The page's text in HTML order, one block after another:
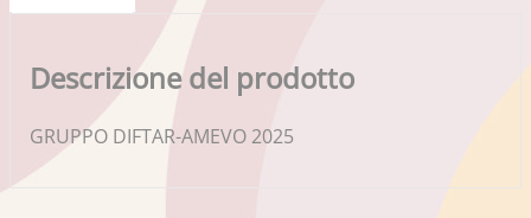
Descrizione del prodotto
GRUPPO DIFTAR-AMEVO 2025